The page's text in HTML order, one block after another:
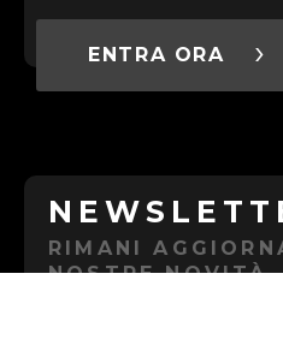
ENTRA ORA
RIMANI
NOSTRE NOVITÀ